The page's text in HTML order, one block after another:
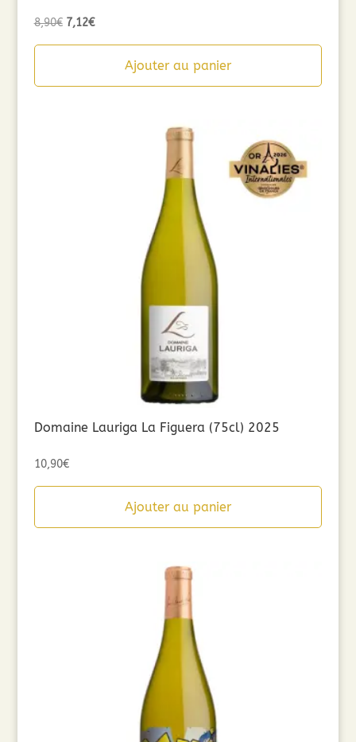
8,90€ Le
7,12€Le
Ajouter au panier
Domaine Lauriga La Figuera (75cl) 2025
10,90€
Ajouter au panier